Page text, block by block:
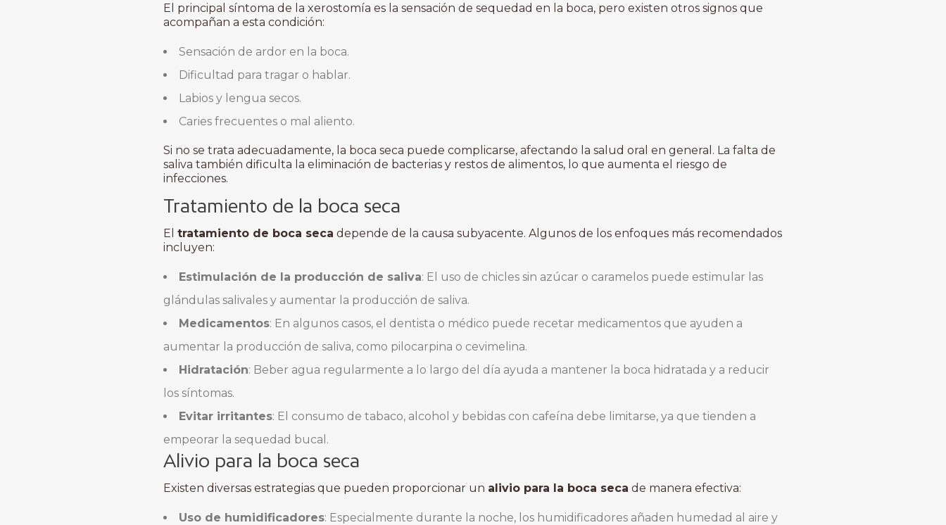
El principal síntoma de la xerostomía es la sensación de sequedad en la boca, pero existen otros signos que
acompañan a esta condición:
Sensación de ardor en la boca.
Dificultad para tragar o hablar.
Labios y lengua secos.
Caries frecuentes o mal aliento.
Si no se trata adecuadamente, la boca seca puede complicarse, afectando la salud oral en general. La falta de
saliva también dificulta la eliminación de bacterias y restos de alimentos, lo que aumenta el riesgo de
infecciones.
Tratamiento de la boca seca
El tratamiento de boca seca depende de la causa subyacente. Algunos de los enfoques más recomendados
incluyen:
Estimulación de la producción de saliva: El uso de chicles sin azúcar o caramelos puede estimular las
glándulas salivales y aumentar la producción de saliva.
Medicamentos: En algunos casos, el dentista o médico puede recetar medicamentos que ayuden a
aumentar la producción de saliva, como pilocarpina o cevimelina.
Hidratación: Beber agua regularmente a lo largo del día ayuda a mantener la boca hidratada y a reducir
los síntomas.
Evitar irritantes: El consumo de tabaco, alcohol y bebidas con cafeína debe limitarse, ya que tienden a
empeorar la sequedad bucal.
Alivio para la boca seca
Existen diversas estrategias que pueden proporcionar un alivio para la boca seca de manera efectiva:
Uso de humidificadores: Especialmente durante la noche, los humidificadores añaden humedad al aire y